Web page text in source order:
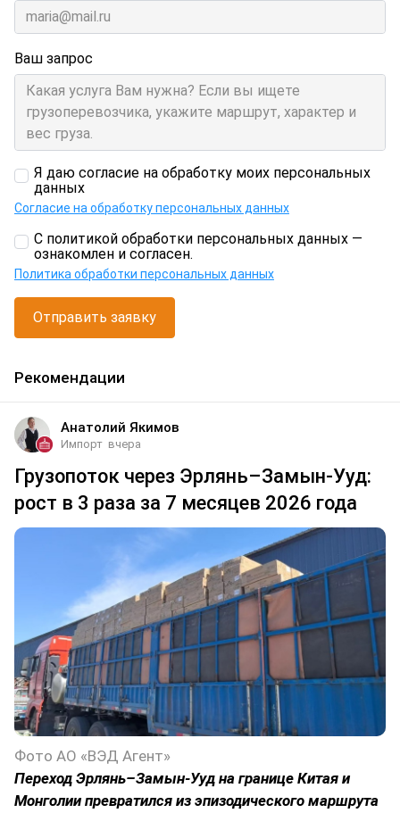
Ваш запрос
Я даю согласие на обработку моих персональных
данных
Согласие на обработку персональных данных
С политикой обработки персональных данных —
ознакомлен и согласен.
Политика обработки персональных данных
Отправить заявку
Рекомендации
Анатолий Якимов
Импорт вчера
Грузопоток через Эрлянь–Замын-Ууд:
рост в 3 раза за 7 месяцев 2026 года
Фото АО «ВЭД Агент»
Переход Эрлянь–Замын-Ууд на границе Китая и
Монголии превратился из эпизодического маршрута